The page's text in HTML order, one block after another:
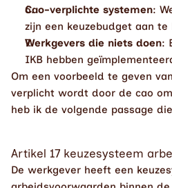
Cao-verplichte systemen:
zijn een keuzebudget aan
Werkgevers die niets doen:
IKB hebben
Om een voorbeeld te geven
verplicht wordt door de cao
heb ik de volgende passage
Artikel 17 keuzesysteem
De werkgever heeft een